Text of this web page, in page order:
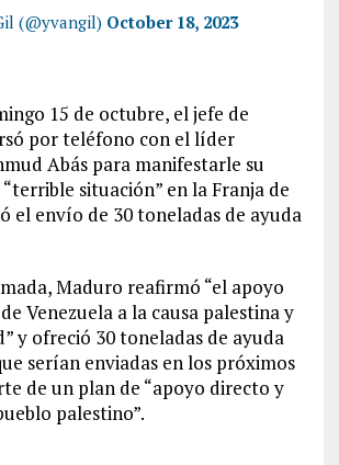
(@yvangil) October 18, 2023
15 de octubre, el jefe de
por teléfono con el líder
Abás para manifestarle su
situación” en la Franja de
el envío de 30 toneladas de ayuda
Maduro reafirmó “el apoyo
Venezuela a la causa palestina y
y ofreció 30 toneladas de ayuda
serían enviadas en los próximos
de un plan de “apoyo directo y
palestino”.